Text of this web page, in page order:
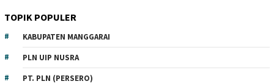
TOPIK POPULER
KABUPATEN MANGGARAI
PLN UIP NUSRA
PT. PLN (PERSERO)